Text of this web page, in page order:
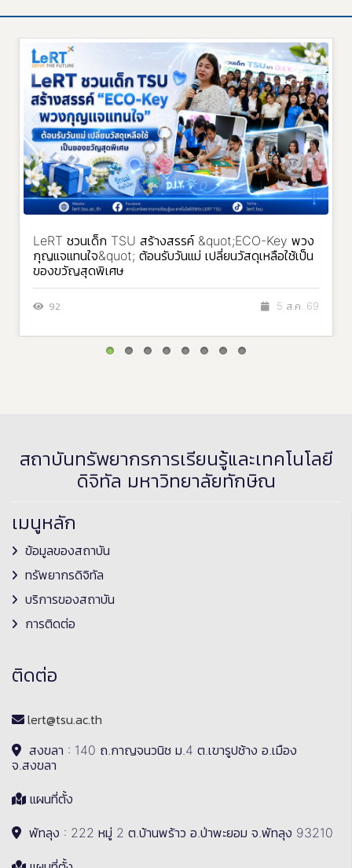
LeRT ชวนเด็ก TSU สร้างสรรค์ &quot;ECO-Key พวง
กุญแจแทนใจ&quot; ต้อนรับวันแม่ เปลี่ยนวัสดุเหลือใช้เป็น
ของขวัญสุดพิเศษ
92 5 ส.ค. 69
สถาบันทรัพยากรการเรียนรู้และเทคโนโลยี
ดิจิทัล มหาวิทยาลัยทักษิณ
เมนูหลัก
ข้อมูลของสถาบัน
ทรัพยากรดิจิทัล
บริการของสถาบัน
การติดต่อ
ติดต่อ
lert@tsu.ac.th
สงขลา : 140 ถ.กาญจนวนิช ม.4 ต.เขารูปช้าง อ.เมือง
จ.สงขลา
แผนที่ตั้ง
พัทลุง : 222 หมู่ 2 ต.บ้านพร้าว อ.ป่าพะยอม จ.พัทลุง 93210